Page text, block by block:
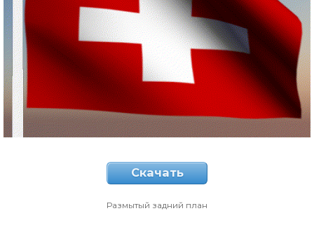
Скачать
Размытый задний план